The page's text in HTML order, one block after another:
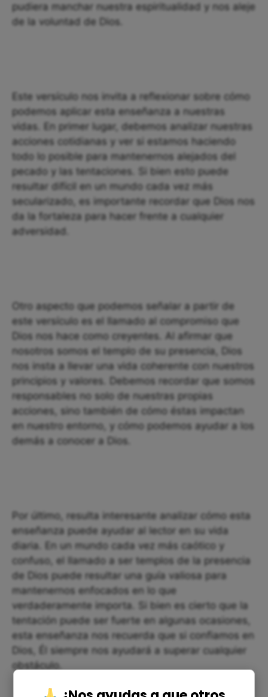
pudiera manchar nuestra espiritualidad y nos aleje
de la voluntad de Dios.
Este versículo nos invita a reflexionar sobre cómo
podemos aplicar esta enseñanza a nuestras
vidas. En primer lugar, debemos analizar nuestras
acciones cotidianas y ver si estamos haciendo
todo lo posible para mantenernos alejados del
pecado y las tentaciones. Si bien esto puede
resultar difícil en un mundo cada vez más
secularizado, es importante recordar que Dios nos
da la fortaleza para hacer frente a cualquier
adversidad.
Otro aspecto que podemos señalar a partir de
este versículo es el llamado al compromiso que
Dios nos hace como creyentes. Al afirmar que
nosotros somos el templo de su presencia, Dios
nos insta a llevar una vida coherente con nuestros
principios y valores. Debemos recordar que somos
responsables no solo de nuestras propias
acciones, sino también de cómo éstas impactan
en nuestro entorno, y cómo podemos ayudar a los
demás a conocer a Dios.
Por último, resulta interesante analizar cómo esta
enseñanza puede ayudar al lector en su vida
diaria. En un mundo cada vez más caótico y
confuso, el llamado a ser templos de la presencia
de Dios puede resultar una guía valiosa para
mantenernos enfocados en lo que
verdaderamente importa. Si bien es cierto que la
tentación puede ser fuerte en algunas ocasiones,
esta enseñanza nos recuerda que si confiamos en
Dios, Él siempre nos ayudará a superar cualquier
obstáculo.